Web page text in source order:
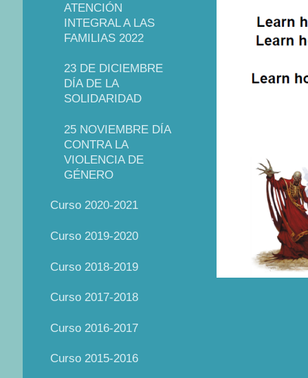
ATENCIÓN
INTEGRAL A LAS
FAMILIAS 2022
23 DE DICIEMBRE
DÍA DE LA
SOLIDARIDAD
25 NOVIEMBRE DÍA
CONTRA LA
VIOLENCIA DE
GÉNERO
Curso 2020-2021
Curso 2019-2020
Curso 2018-2019
Curso 2017-2018
Curso 2016-2017
Curso 2015-2016